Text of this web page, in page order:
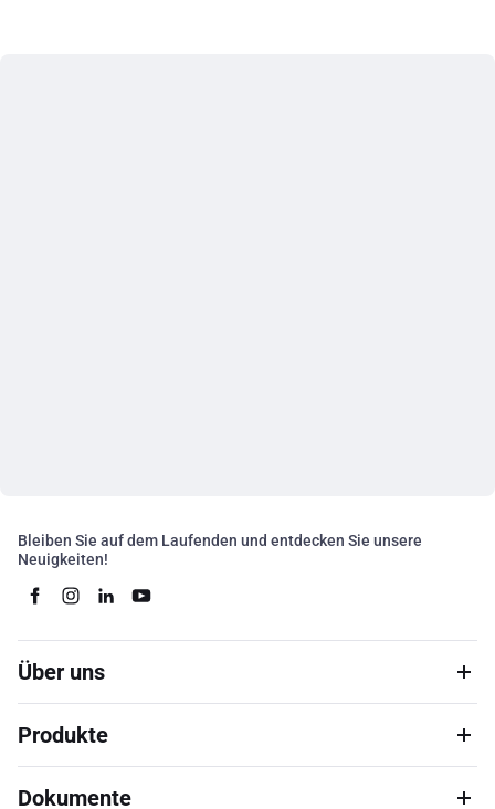
Bleiben Sie auf dem Laufenden und entdecken Sie unsere
Neuigkeiten!
Über uns
Produkte
Dokumente